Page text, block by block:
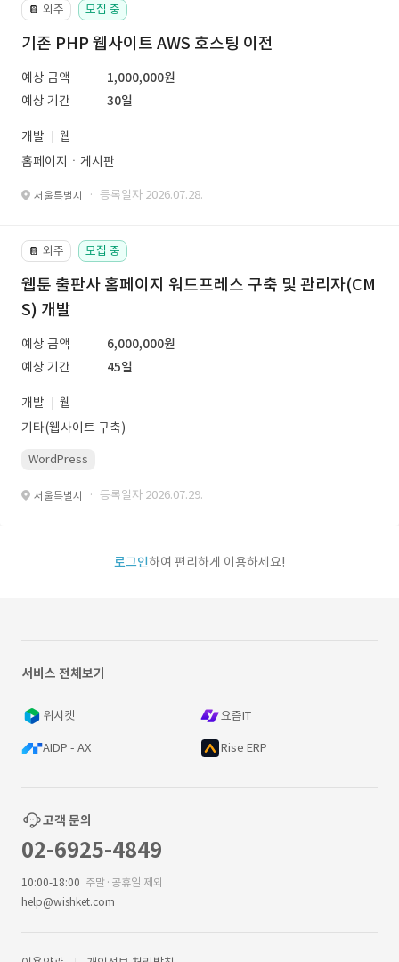
📔 외주 모집 중
기존 PHP 웹사이트 AWS 호스팅 이전
예상 금액
1,000,000원
예상 기간
30일
개발
웹
홈페이지ㆍ게시판
서울특별시 · 등록일자 2026.07.28.
📔 외주 모집 중
웹툰 출판사 홈페이지 워드프레스 구축 및 관리자(CM
S) 개발
예상 금액
6,000,000원
예상 기간
45일
개발
웹
기타(웹사이트 구축)
WordPress
서울특별시 · 등록일자 2026.07.29.
로그인하여 편리하게 이용하세요!
서비스 전체보기
위시켓 요즘IT
AIDP - AX Rise ERP
고객 문의
02-6925-4849
10:00-18:00 주말·공휴일 제외
help@wishket.com